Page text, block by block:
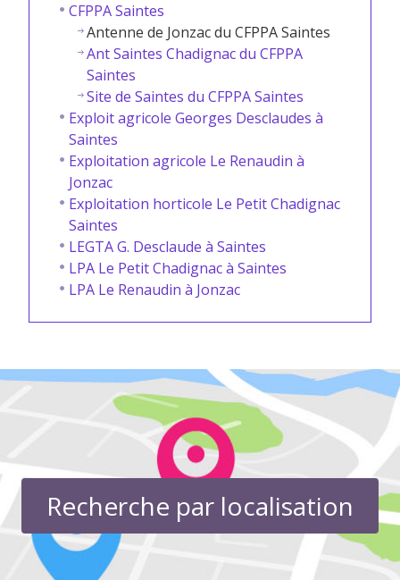
CFPPA Saintes
Antenne de Jonzac du CFPPA Saintes
Ant Saintes Chadignac du CFPPA
Saintes
Site de Saintes du CFPPA Saintes
Exploit agricole Georges Desclaudes à
Saintes
Exploitation agricole Le Renaudin à
Jonzac
Exploitation horticole Le Petit Chadignac
Saintes
LEGTA G. Desclaude à Saintes
LPA Le Petit Chadignac à Saintes
LPA Le Renaudin à Jonzac
Recherche par localisation